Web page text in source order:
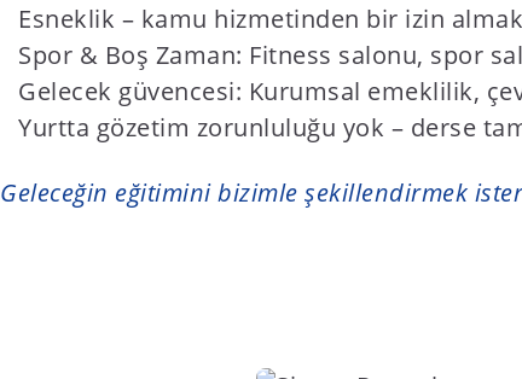
Esneklik – kamu hizmetinden bir izin
Spor & Boş Zaman: Fitness salonu, spor
Gelecek güvencesi: Kurumsal emeklilik,
Yurtta gözetim zorunluluğu yok – derse
Geleceğin eğitimini bizimle şekillendirmek